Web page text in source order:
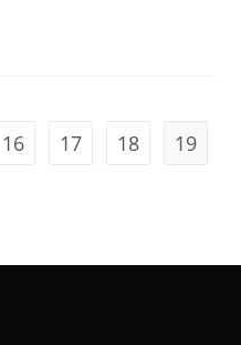
16 17 18 19